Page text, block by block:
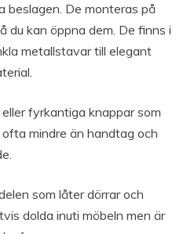
beslagen. De monteras på
du kan öppna dem. De finns i
metallstavar till elegant
fyrkantiga knappar som
mindre än handtag och
som låter dörrar och
dolda inuti möbeln men är